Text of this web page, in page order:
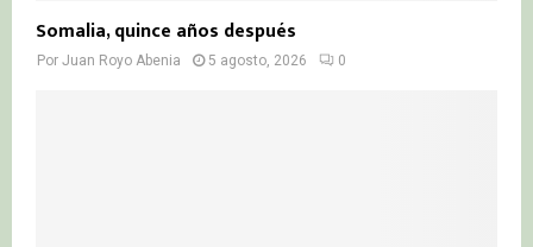
Somalia, quince años después
Por Juan Royo Abenia 5 agosto, 2026 0